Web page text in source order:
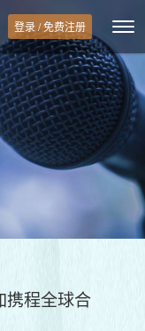
登录 / 免费注册
携程全球合